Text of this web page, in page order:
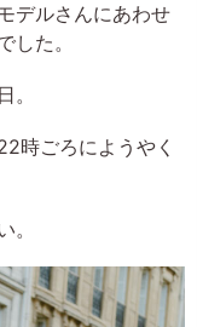
デルさんにあわせ
した。
。
時ごろにようやく
。